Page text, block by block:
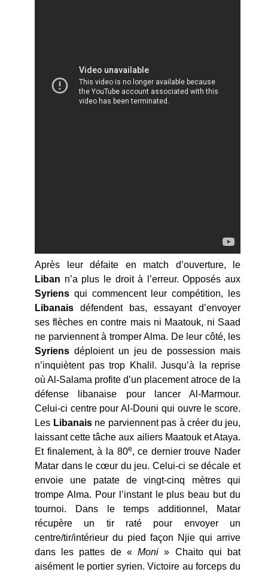
Après leur défaite en match d’ouverture, le
Liban n’a plus le droit à l’erreur. Opposés aux
Syriens qui commencent leur compétition, les
Libanais défendent bas, essayant d’envoyer
ses flèches en contre mais ni Maatouk, ni Saad
ne parviennent à tromper Alma. De leur côté, les
Syriens déploient un jeu de possession mais
n’inquiètent pas trop Khalil. Jusqu’à la reprise
où Al-Salama profite d’un placement atroce de la
défense libanaise pour lancer Al-Marmour.
Celui-ci centre pour Al-Douni qui ouvre le score.
Les Libanaisne parviennent pas à créer du jeu,
laissant cette tâche aux ailiers Maatouk et Ataya.
Et finalement, à la 80e, ce dernier trouve Nader
Matar dans le cœur du jeu. Celui-ci se décale et
envoie une patate de vingt-cinq mètres qui
trompe Alma. Pour l’instant le plus beau but du
tournoi. Dans le temps additionnel, Matar
récupère un tir raté pour envoyer un
centre/tir/intérieur du pied façon Njie qui arrive
dans les pattes de «Moni » Chaito qui bat
aisément le portier syrien. Victoire au forceps du